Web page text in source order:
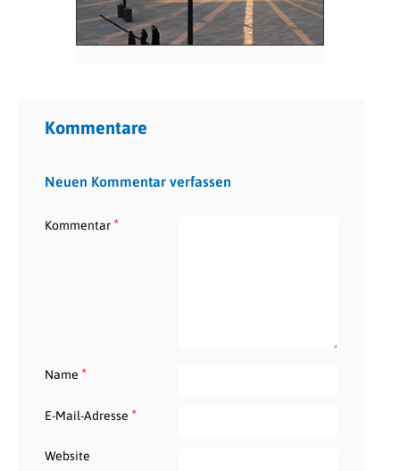
Kommentare
Neuen Kommentar verfassen
Kommentar*
Name *
E-Mail-Adresse *
Website